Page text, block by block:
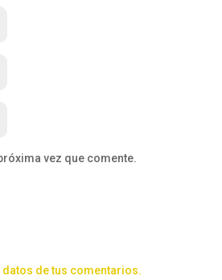
vez que comente.
de tus comentarios.